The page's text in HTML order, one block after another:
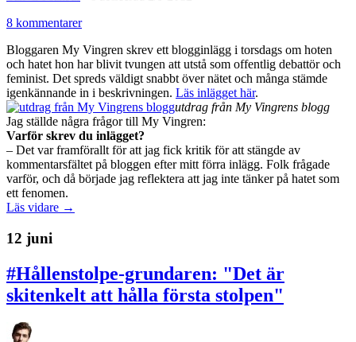
8 kommentarer
Bloggaren My Vingren skrev ett blogginlägg i torsdags om hoten
och hatet hon har blivit tvungen att utstå som offentlig debattör och
feminist. Det spreds väldigt snabbt över nätet och många stämde
igenkännande in i beskrivningen. Läs inlägget här.
utdrag från My Vingrens blogg
Jag ställde några frågor till My Vingren:
Varför skrev du inlägget?
– Det var framförallt för att jag fick kritik för att stängde av
kommentarsfältet på bloggen efter mitt förra inlägg. Folk frågade
varför, och då började jag reflektera att jag inte tänker på hatet som
ett fenomen.
Läs vidare →
12 juni
#Hållenstolpe-grundaren: "Det är
skitenkelt att hålla första stolpen"